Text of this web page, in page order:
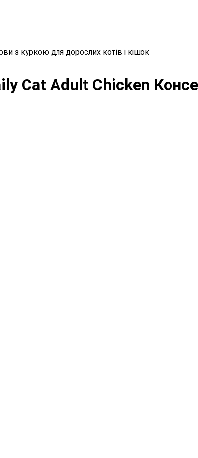
з куркою для дорослих котів і кішок
Cat Adult Chicken